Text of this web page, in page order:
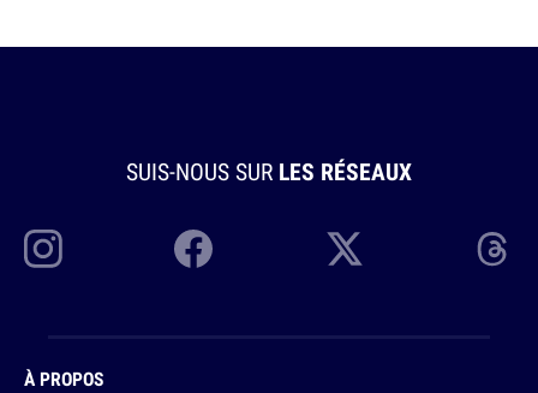
SUIS-NOUS SUR LES RÉSEAUX
À PROPOS